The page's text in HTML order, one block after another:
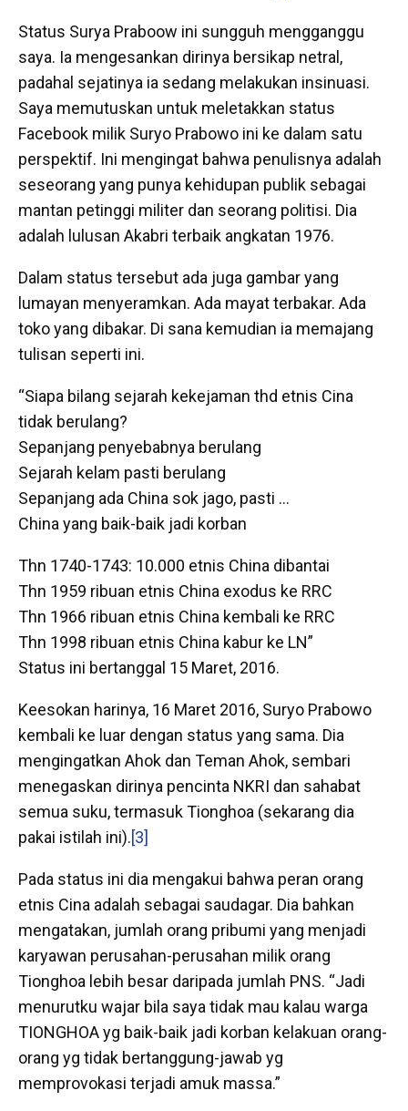
Status Surya Praboow ini sungguh mengganggu
saya. Ia mengesankan dirinya bersikap netral,
padahal sejatinya ia sedang melakukan insinuasi.
Saya memutuskan untuk meletakkan status
Facebook milik Suryo Prabowo ini ke dalam satu
perspektif. Ini mengingat bahwa penulisnya adalah
seseorang yang punya kehidupan publik sebagai
mantan petinggi militer dan seorang politisi. Dia
adalah lulusan Akabri terbaik angkatan 1976.
Dalam status tersebut ada juga gambar yang
lumayan menyeramkan. Ada mayat terbakar. Ada
toko yang dibakar. Di sana kemudian ia memajang
tulisan seperti ini.
“Siapa bilang sejarah kekejaman thd etnis Cina
tidak berulang?
Sepanjang penyebabnya berulang
Sejarah kelam pasti berulang
Sepanjang ada China sok jago, pasti …
China yang baik-baik jadi korban
Thn 1740-1743: 10.000 etnis China dibantai
Thn 1959 ribuan etnis China exodus ke RRC
Thn 1966 ribuan etnis China kembali ke RRC
Thn 1998 ribuan etnis China kabur ke LN”
Status ini bertanggal 15 Maret, 2016.
Keesokan harinya, 16 Maret 2016, Suryo Prabowo
kembali ke luar dengan status yang sama. Dia
mengingatkan Ahok dan Teman Ahok, sembari
menegaskan dirinya pencinta NKRI dan sahabat
semua suku, termasuk Tionghoa (sekarang dia
pakai istilah ini).[3]
Pada status ini dia mengakui bahwa peran orang
etnis Cina adalah sebagai saudagar. Dia bahkan
mengatakan, jumlah orang pribumi yang menjadi
karyawan perusahan-perusahan milik orang
Tionghoa lebih besar daripada jumlah PNS. “Jadi
menurutku wajar bila saya tidak mau kalau warga
TIONGHOA yg baik-baik jadi korban kelakuan orang-
orang yg tidak bertanggung-jawab yg
memprovokasi terjadi amuk massa.”